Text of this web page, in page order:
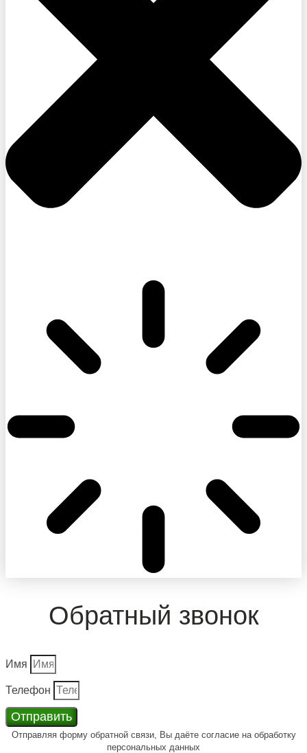
Обратный звонок
Имя
Телефон
Отправить
Отправляя форму обратной связи, Вы даёте согласие на обработку
персональных данных